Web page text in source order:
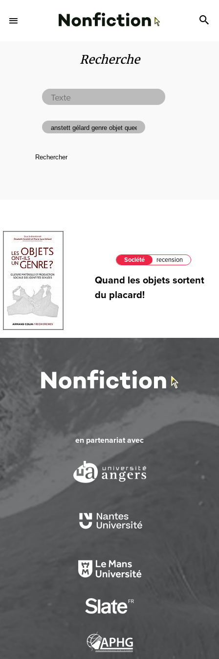
Recherche
Société recension
Quand les objets sortent
du placard!
en partenariat avec